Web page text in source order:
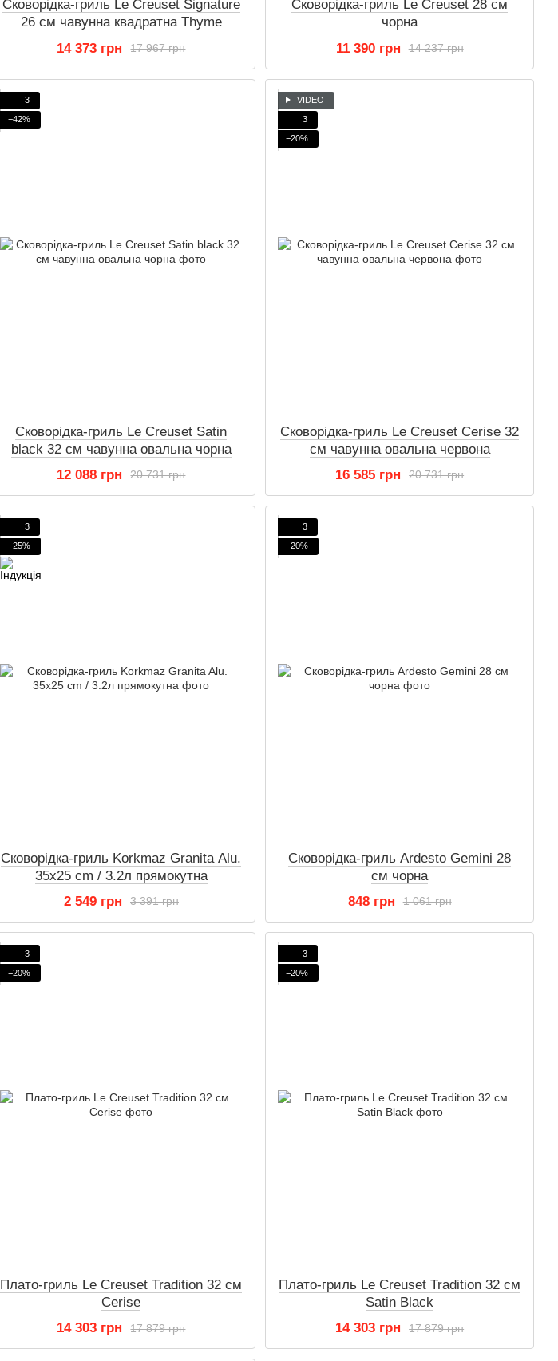
Сковорідка-гриль Le Creuset Signature
26 см чавунна квадратна Thyme
17 967 грн
14 373 грн
Сковорідка-гриль Le Creuset 28 см
чорна
14 237 грн
11 390 грн
3
−42%
Сковорідка-гриль Le Creuset Satin
black 32 см чавунна овальна чорна
20 731 грн
12 088 грн
VIDEO
3
−20%
Сковорідка-гриль Le Creuset Cerise 32
см чавунна овальна червона
20 731 грн
16 585 грн
3
−25%
Сковорідка-гриль Korkmaz Granita Alu.
35x25 cm / 3.2л прямокутна
3 391 грн
2 549 грн
3
−20%
Сковорідка-гриль Ardesto Gemini 28
см чорна
1 061 грн
848 грн
3
−20%
Плато-гриль Le Creuset Tradition 32 см
Cerise
17 879 грн
14 303 грн
3
−20%
Плато-гриль Le Creuset Tradition 32 см
Satin Black
17 879 грн
14 303 грн